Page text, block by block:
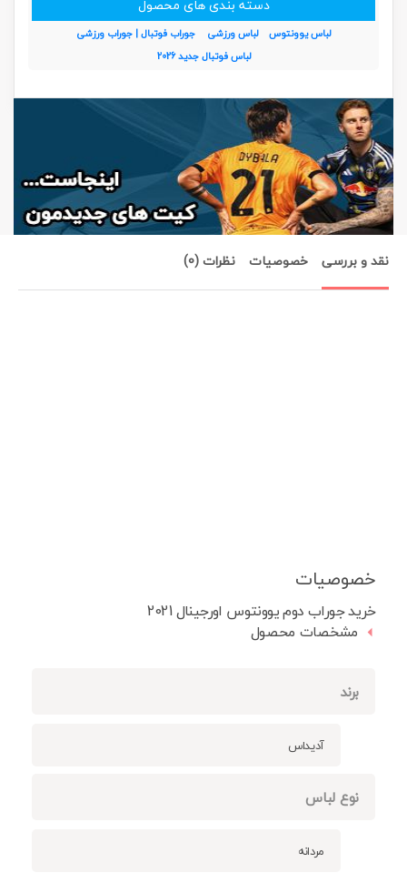
دسته بندی های محصول
لباس یوونتوس لباس ورزشی
جوراب فوتبال | جوراب ورزشی
لباس فوتبال جدید 2026
نقد و بررسی خصوصیات نظرات (0)
خصوصیات
خرید جوراب دوم یوونتوس اورجینال 2021
مشخصات محصول
برند
آدیداس
نوع لباس
مردانه